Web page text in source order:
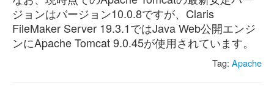
ジョンはバージョン10.0.8ですが、Claris
FileMaker Server 19.3.1ではJava Web公開エンジ
ンにApache Tomcat 9.0.45が使用されています。
Tag: Apache